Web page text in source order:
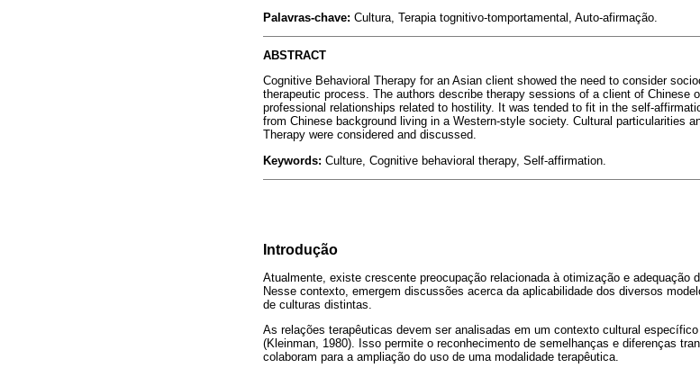
Palavras-chave: Cultura, Terapia tognitivo-tomportamental, Auto-afirmação.
ABSTRACT
Cognitive Behavioral Therapy for an Asian client showed the need to consider
therapeutic process. The authors describe therapy sessions of a client of Chinese
professional relationships related to hostility. It was tended to fit in the self-
from Chinese background living in a Western-style society. Cultural particularities
Therapy were considered and discussed.
Keywords: Culture, Cognitive behavioral therapy, Self-affirmation.
Introdução
Atualmente, existe crescente preocupação relacionada à otimização e adequação
Nesse contexto, emergem discussões acerca da aplicabilidade dos diversos
de culturas distintas.
As relações terapêuticas devem ser analisadas em um contexto cultural
(Kleinman, 1980). Isso permite o reconhecimento de semelhanças e diferenças
colaboram para a ampliação do uso de uma modalidade terapêutica.